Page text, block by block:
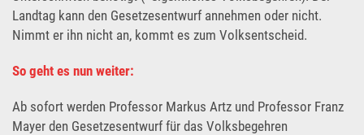
Landtag kann den Gesetzesentwurf annehmen oder nicht.
Nimmt er ihn nicht an, kommt es zum Volksentscheid.
So geht es nun weiter:
Ab sofort werden Professor Markus Artz und Professor Franz
Mayer den Gesetzesentwurf für das Volksbegehren